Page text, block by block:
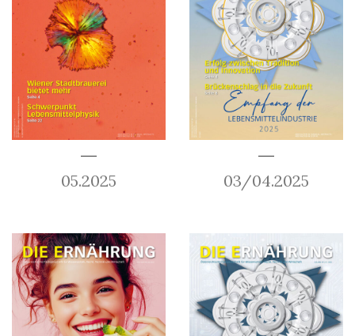
05.2025 03/04.2025